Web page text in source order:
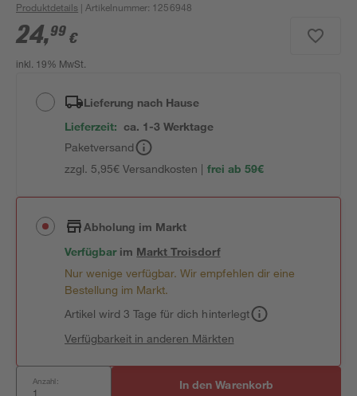
Produktdetails | Artikelnummer: 1256948
24,99 €
inkl. 19% MwSt.
Lieferung nach Hause
Lieferzeit: ca. 1-3 Werktage
Paketversand
zzgl. 5,95€ Versandkosten | frei ab 59€
Abholung im Markt
Verfügbar im MarktTroisdorf
Nur wenige verfügbar. Wir empfehlen dir eine
Bestellung im Markt.
Artikel wird 3 Tage für dich hinterlegt
Verfügbarkeit in anderen Märkten
Anzahl: In den Warenkorb